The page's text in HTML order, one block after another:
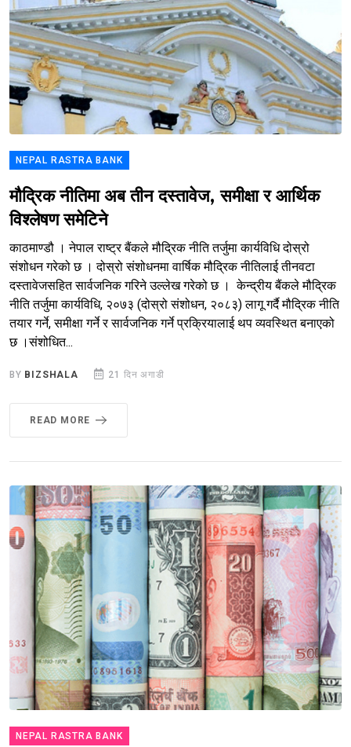
NEPAL RASTRA BANK
मौद्रिक नीतिमा अब तीन दस्तावेज, समीक्षा र आर्थिक
विश्लेषण समेटिने
काठमाण्डौ । नेपाल राष्ट्र बैंकले मौद्रिक नीति तर्जुमा कार्यविधि दोस्रो
संशोधन गरेको छ । दोस्रो संशोधनमा वार्षिक मौद्रिक नीतिलाई तीनवटा
दस्तावेजसहित सार्वजनिक गरिने उल्लेख गरेको छ । केन्द्रीय बैंकले मौद्रिक
नीति तर्जुमा कार्यविधि, २०७३ (दोस्रो संशोधन, २०८३) लागू गर्दै मौद्रिक नीति
तयार गर्ने, समीक्षा गर्ने र सार्वजनिक गर्ने प्रक्रियालाई थप व्यवस्थित बनाएको
छ ।संशोधित...
BY BIZSHALA 21 दिन अगाडी
READ MORE
NEPAL RASTRA BANK